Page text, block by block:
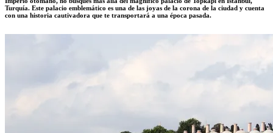
Turquía. Este palacio emblemático es una de las joyas de la corona de la ciudad y cuenta
con una historia cautivadora que te transportará a una época pasada.